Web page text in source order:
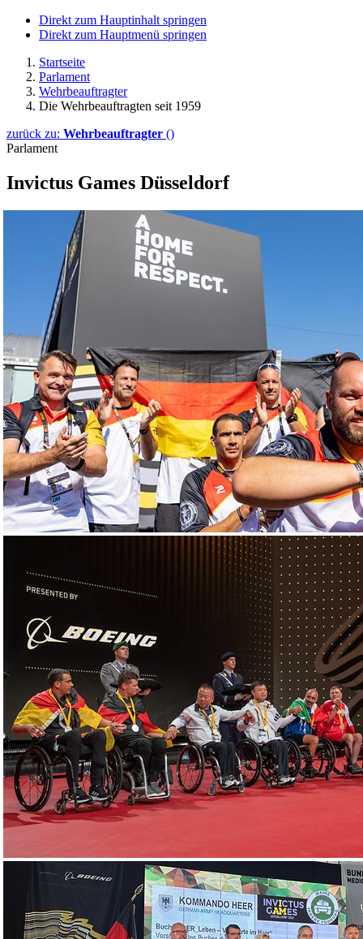
Direkt zum Hauptinhalt springen
Direkt zum Hauptmenü springen
Startseite
Parlament
Wehrbeauftragter
Die Wehrbeauftragten seit 1959
zurück zu: Wehrbeauftragter ()
Parlament
Invictus Games Düsseldorf